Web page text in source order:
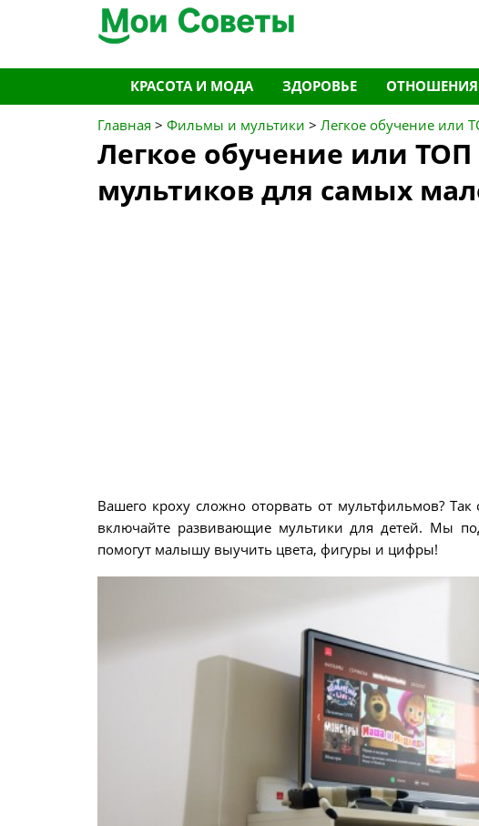
Перейти
к
содержимому
КРАСОТА И МОДА ЗДОРОВЬЕ ОТНОШЕНИЯ
Главная > Фильмы и мультики > Легкое обучение или
Легкое обучение или
мультиков для самых
Вашего кроху сложно оторвать от мультфильмов?
включайте развивающие мультики для детей. Мы
помогут малышу выучить цвета, фигуры и цифры!